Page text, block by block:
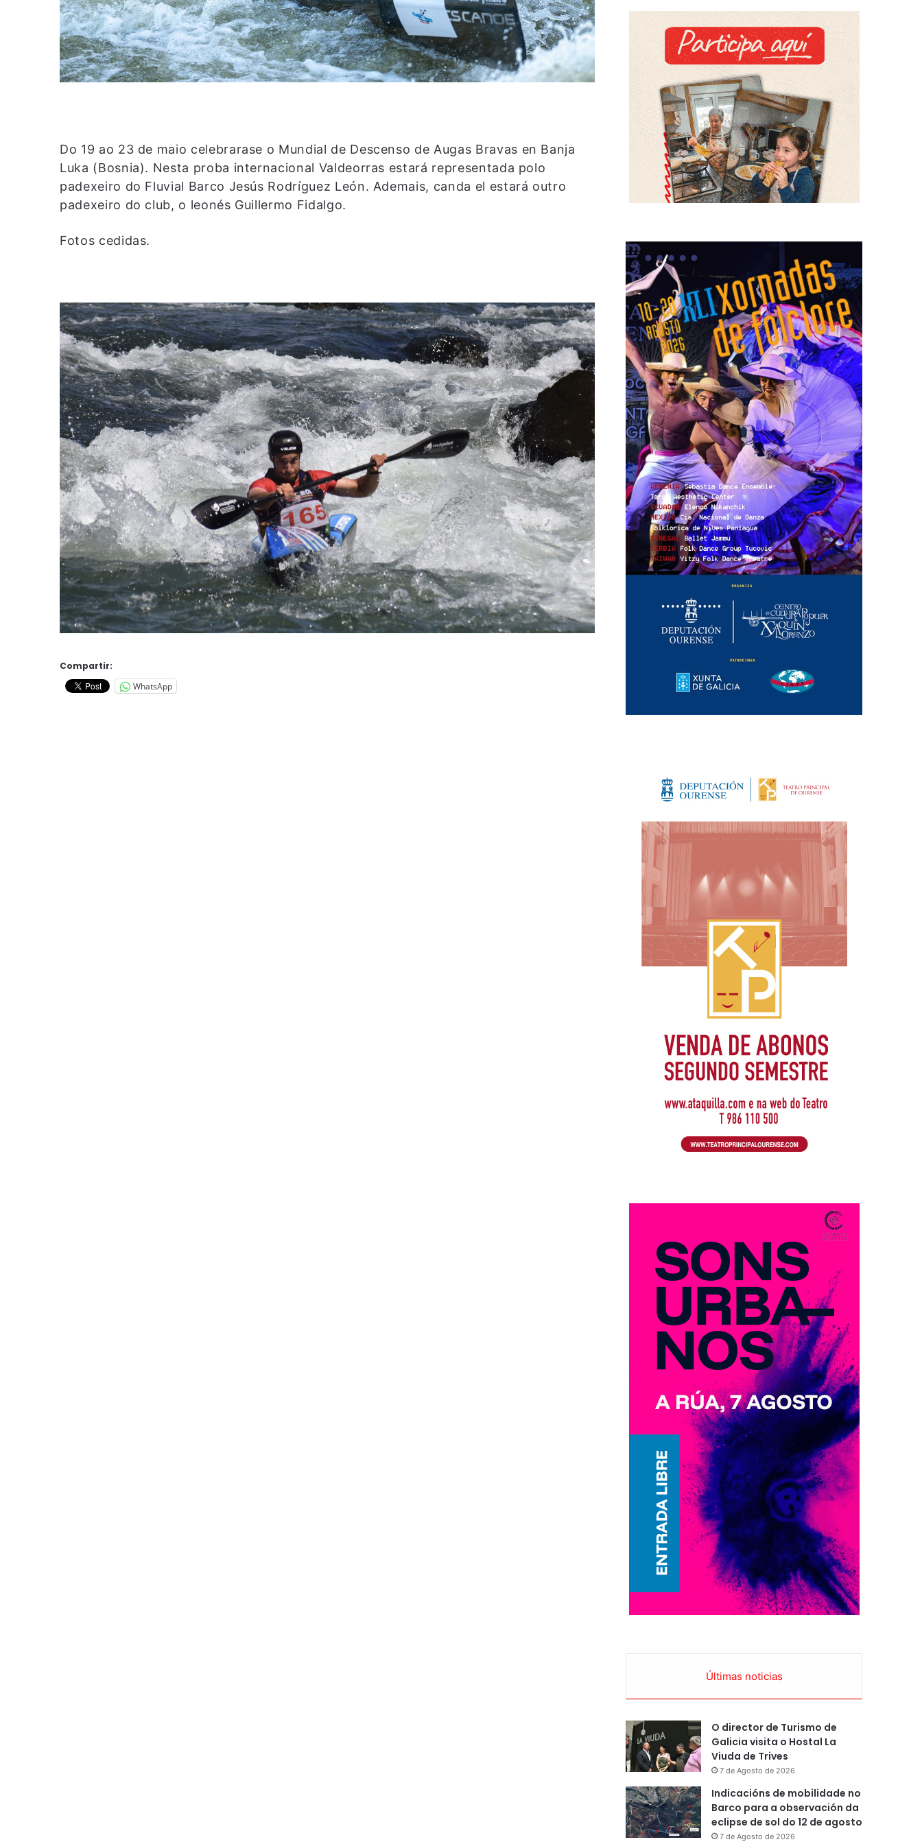
Do 19 ao 23 de maio celebrarase o Mundial de Descenso de Augas Bravas en Banja
Luka (Bosnia). Nesta proba internacional Valdeorras estará representada polo
padexeiro do Fluvial Barco Jesús Rodríguez León. Ademais, canda el estará outro
padexeiro do club, o leonés Guillermo Fidalgo.
Fotos cedidas.
Compartir:
WhatsApp
Últimas noticias
O director de Turismo de
Galicia visita o Hostal La
Viuda de Trives
7 de Agosto de 2026
Indicacións de mobilidade no
Barco para a observación da
eclipse de sol do 12 de agosto
7 de Agosto de 2026